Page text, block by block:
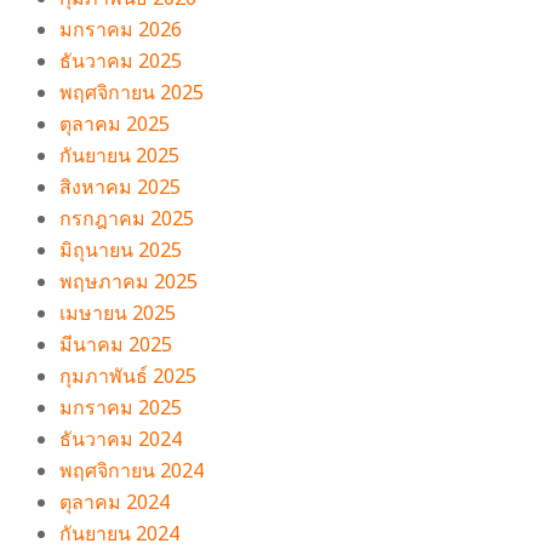
มกราคม 2026
ธันวาคม 2025
พฤศจิกายน 2025
ตุลาคม 2025
กันยายน 2025
สิงหาคม 2025
กรกฎาคม 2025
มิถุนายน 2025
พฤษภาคม 2025
เมษายน 2025
มีนาคม 2025
กุมภาพันธ์ 2025
มกราคม 2025
ธันวาคม 2024
พฤศจิกายน 2024
ตุลาคม 2024
กันยายน 2024